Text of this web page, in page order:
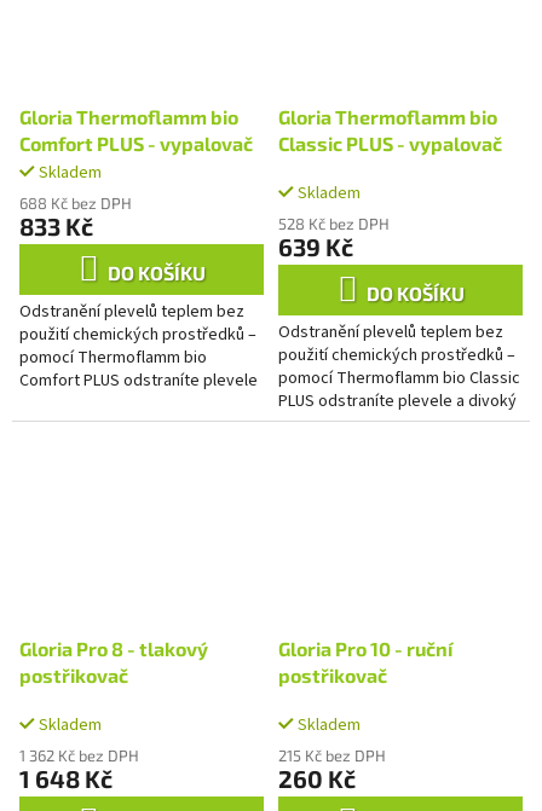
Gloria Thermoflamm bio
Comfort PLUS - vypalovač
Průměrné
hodnocení
produktu
je
z
5
hvězdiček.
Skladem
688 Kč bez DPH
833 Kč
DO KOŠÍKU
Odstranění plevelů teplem bez
použití chemických prostředků –
pomocí Thermoflamm bio
Comfort PLUS odstraníte plevele
pohodlně. Použití přístroje je...
Gloria Thermoflamm bio
Classic PLUS - vypalovač
Skladem
528 Kč bez DPH
639 Kč
DO KOŠÍKU
Odstranění plevelů teplem bez
použití chemických prostředků –
pomocí Thermoflamm bio Classic
PLUS odstraníte plevele a divoký
porost jednoduše a pohodlně.
Gloria Pro 8 - tlakový
postřikovač
Skladem
1 362 Kč bez DPH
1 648 Kč
Gloria Pro 10 - ruční
postřikovač
Skladem
215 Kč bez DPH
260 Kč